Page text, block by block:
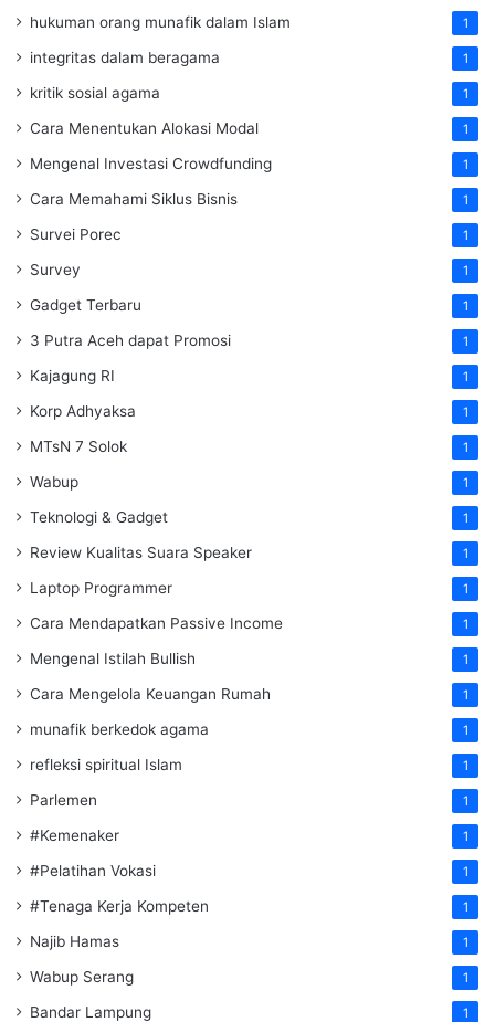
hukuman orang munafik dalam Islam 1
integritas dalam beragama 1
kritik sosial agama 1
Cara Menentukan Alokasi Modal 1
Mengenal Investasi Crowdfunding 1
Cara Memahami Siklus Bisnis 1
Survei Porec 1
Survey 1
Gadget Terbaru 1
3 Putra Aceh dapat Promosi 1
Kajagung RI 1
Korp Adhyaksa 1
MTsN 7 Solok 1
Wabup 1
Teknologi & Gadget 1
Review Kualitas Suara Speaker 1
Laptop Programmer 1
Cara Mendapatkan Passive Income 1
Mengenal Istilah Bullish 1
Cara Mengelola Keuangan Rumah 1
munafik berkedok agama 1
refleksi spiritual Islam 1
Parlemen 1
#Kemenaker 1
#Pelatihan Vokasi 1
#Tenaga Kerja Kompeten 1
Najib Hamas 1
Wabup Serang 1
Bandar Lampung 1